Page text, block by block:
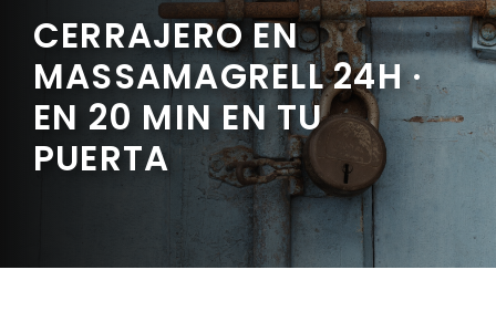
CERRAJERO EN
MASSAMAGRELL 24H ·
EN 20 MIN EN TU
PUERTA